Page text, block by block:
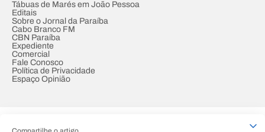
Tábuas de Marés em João Pessoa
Editais
Sobre o Jornal da Paraíba
Cabo Branco FM
CBN Paraíba
Expediente
Comercial
Fale Conosco
Política de Privacidade
Espaço Opinião